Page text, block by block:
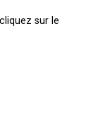
sur le